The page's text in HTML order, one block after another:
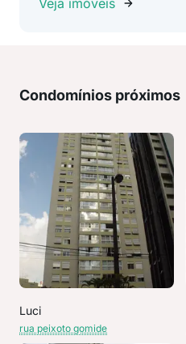
Veja imóveis
Condomínios próximos
Luci
rua peixoto gomide